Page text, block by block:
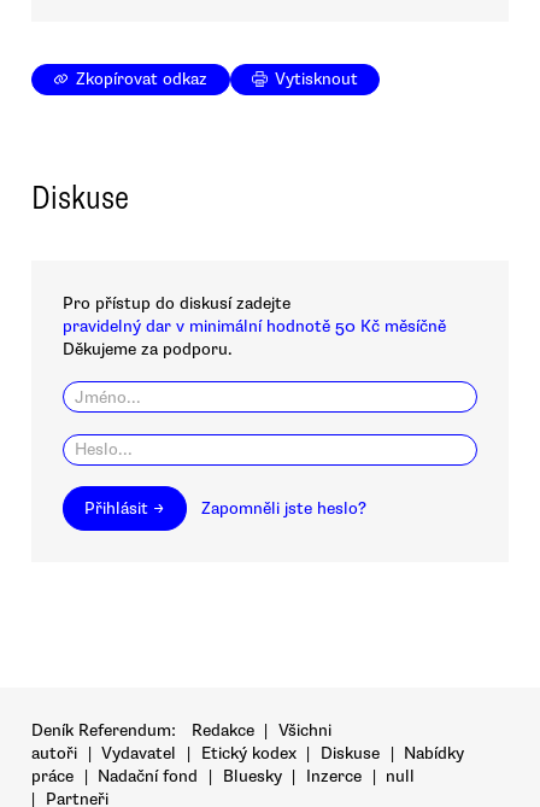
Zkopírovat odkaz Vytisknout
Diskuse
Pro přístup do diskusí zadejte
pravidelný dar v minimální hodnotě 50 Kč měsíčně
Děkujeme za podporu.
Přihlásit → Zapomněli jste heslo?
Deník Referendum: Redakce | Všichni
autoři | Vydavatel | Etický kodex | Diskuse | Nabídky
práce | Nadační fond | Bluesky | Inzerce | null
|
Partneři